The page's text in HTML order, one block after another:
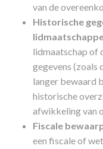
van de
Historische
lidmaatschap of
gegevens (zoals
langer bewaard
historische
afwikkeling van
Fiscale
een fiscale of